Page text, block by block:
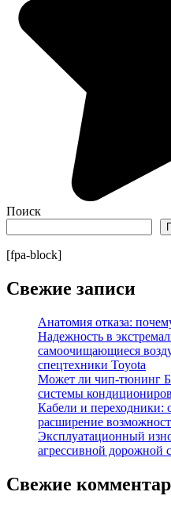
Поиск
[fpa-block]
Свежие записи
Анатомия отказа:
Надежность в
самоочищающиеся
спецтехники Toyota
Может ли чип-тюнинг
системы
Кабели и переходники:
расширение
Эксплуатационный
агрессивной дорожной
Свежие